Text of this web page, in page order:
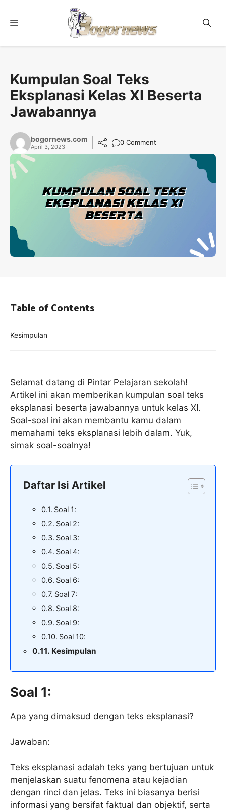
Menu
Kumpulan Soal Teks
Eksplanasi Kelas XI Beserta
Jawabannya
bogornews.com
April 3, 2023
0 Comment
Selamat datang di Pintar Pelajaran sekolah!
Artikel ini akan memberikan kumpulan soal teks
eksplanasi beserta jawabannya untuk kelas XI.
Soal-soal ini akan membantu kamu dalam
memahami teks eksplanasi lebih dalam. Yuk,
simak soal-soalnya!
Daftar Isi Artikel
Soal 1:
Soal 2:
Soal 3:
Soal 4:
Soal 5:
Soal 6:
Soal 7:
Soal 8:
Soal 9:
Soal 10:
Kesimpulan
Soal 1:
Apa yang dimaksud dengan teks eksplanasi?
Jawaban:
Teks eksplanasi adalah teks yang bertujuan untuk
menjelaskan suatu fenomena atau kejadian
dengan rinci dan jelas. Teks ini biasanya berisi
informasi yang bersifat faktual dan objektif, serta
Table of Contents
Kesimpulan